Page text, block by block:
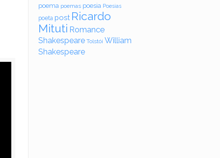
poema poemas poesia Poesias
poeta post Ricardo
Mituti Romance
Shakespeare Tolstói William
Shakespeare